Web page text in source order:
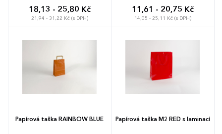
18,13 - 25,80 Kč
21,94 - 31,22 Kč (s DPH)
11,61 - 20,75 Kč
14,05 - 25,11 Kč (s DPH)
Papírová taška RAINBOW BLUE Papírová taška M2 RED s laminací